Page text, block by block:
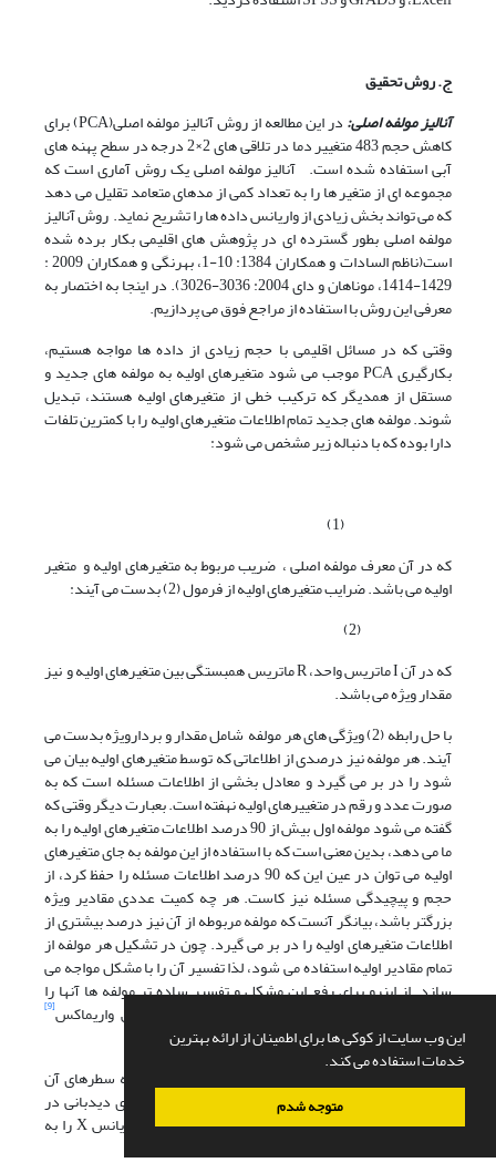
این وب سایت از کوکی ها برای اطمینان از ارائه بهترین
خدمات استفاده می کند.
متوجه شدم
ج. روش تحقیق
آنالیز مولفه اصلی:
در این مطالعه از روش آنالیز مولفه اصلی(PCA) برای
کاهش حجم 483 متغییر دما در تلاقی های 2×2 درجه در سطح پهنه های
آبی استفاده شده است. آنالیز مولفه اصلی یک روش آماری است که
مجموعه ای از متغیر ها را به تعداد کمی از مدهای متعامد تقلیل می دهد
که می تواند بخش زیادی از واریانس داده ها را تشریح نماید. روش آنالیز
مولفه اصلی بطور گسترده ای در پژوهش های اقلیمی بکار برده شده
است(ناظم السادات و همکاران 1384: 10-1، بهرنگی و همکاران 2009 :
1429-1414، موناهان و دای 2004: 3036-3026). در اینجا به اختصار به
معرفی این روش با استفاده از مراجع فوق می پردازیم.
وقتی که در مسائل اقلیمی با حجم زیادی از داده ها مواجه هستیم،
بکارگیری PCA موجب می شود متغیرهای اولیه به مولفه های جدید و
مستقل از همدیگر که ترکیب خطی از متغیرهای اولیه هستند، تبدیل
شوند. مولفه های جدید تمام اطلاعات متغیرهای اولیه را با کمترین تلفات
دارا بوده که با دنباله زیر مشخص می شود:
(1)
که در آن معرف مولفه اصلی ، ضریب مربوط به متغیرهای اولیه و متغیر
اولیه می باشد. ضرایب متغیرهای اولیه از فرمول (2) بدست می آیند:
(2)
که در آن I ماتریس واحد، R ماتریس همبستگی بین متغیرهای اولیه و نیز
مقدار ویژه می باشد.
با حل رابطه (2) ویژگی های هر مولفه شامل مقدار و بردارویژه بدست می
آیند. هر مولفه نیز درصدی از اطلاعاتی که توسط متغیرهای اولیه بیان می
شود را در بر می گیرد و معادل بخشی از اطلاعات مسئله است که به
صورت عدد و رقم در متغییرهای اولیه نهفته است. بعبارت دیگر وقتی که
گفته می شود مولفه اول بیش از 90 درصد اطلاعات متغیرهای اولیه را به
ما می دهد، بدین معنی است که با استفاده از این مولفه به جای متغیرهای
اولیه می توان در عین این که 90 درصد اطلاعات مسئله را حفظ کرد، از
حجم و پیچیدگی مسئله نیز کاست. هر چه کمیت عددی مقادیر ویژه
بزرگتر باشد، بیانگر آنست که مولفه مربوطه از آن نیز درصد بیشتری از
اطلاعات متغیرهای اولیه را در بر می گیرد. چون در تشکیل هر مولفه از
تمام مقادیر اولیه استفاده می شود، لذا تفسیر آن را با مشکل مواجه می
سازد. از اینرو برای رفع این مشکل و تفسیر ساده تر مولفه ها آنها را
چرخش می دهند. در بیشتر مطالعات علمی از چرخش واریماکس[9]
استفاده می شود.
برای استخراج مولفه های اصلی ماتریس ها را بصورتی که سطرهای آن
نمایانگر دیدبانی های لحظه ای و ستون های آن متغیر های دیدبانی در
مکان های مختلف باشد، مرتب می کنیم و ماتریس کوواریانس X را به